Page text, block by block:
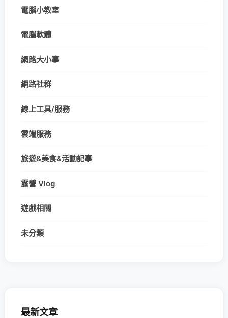
電腦小教室
電腦軟體
網路大小事
網路社群
線上工具/服務
雲端服務
旅遊&美食&活動記事
露營 Vlog
遊戲相關
未分類
最新文章